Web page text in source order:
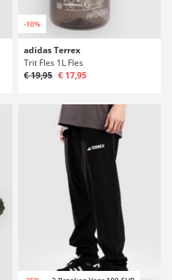
-10%
adidas Terrex
Trit Fles 1L Fles
€ 19,95 € 17,95